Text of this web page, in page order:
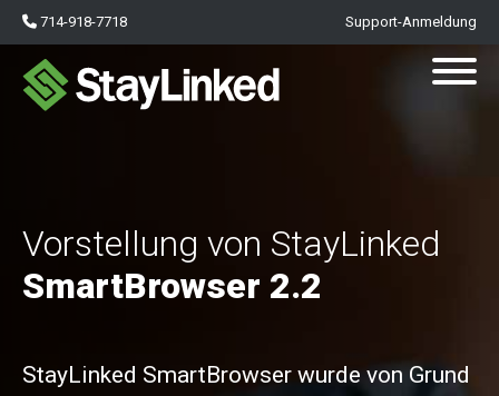
714-918-7718 Support-Anmeldung
Vorstellung von StayLinked
SmartBrowser 2.2
StayLinked SmartBrowser wurde von Grund